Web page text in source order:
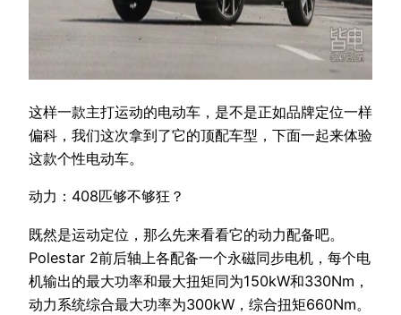
这样一款主打运动的电动车，是不是正如品牌定位一样
偏科，我们这次拿到了它的顶配车型，下面一起来体验
这款个性电动车。
动力：408匹够不够狂？
既然是运动定位，那么先来看看它的动力配备吧。
Polestar 2前后轴上各配备一个永磁同步电机，每个电
机输出的最大功率和最大扭矩同为150kW和330Nm，
动力系统综合最大功率为300kW，综合扭矩660Nm。